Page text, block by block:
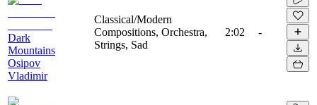
Dark
Mountains
Osipov
Vladimir
Classical/Modern
Compositions, Orchestra,
Strings, Sad
2:02 -